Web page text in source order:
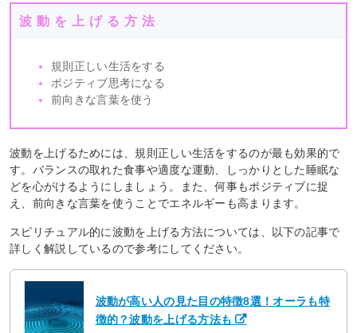
波動を上げる方法
規則正しい生活をする
ポジティブ思考になる
前向きな言葉を使う
波動を上げるためには、規則正しい生活をするのが最も効果的で
す。バランスの取れた食事や適度な運動、しっかりとした睡眠な
どを心がけるようにしましょう。また、何事もポジティブに捉
え、前向きな言葉を使うことでエネルギーも高まります。
スピリチュアル的に波動を上げる方法については、以下の記事で
詳しく解説しているので参考にしてください。
波動が高い人の見た目の特徴8選！オーラも特
徴的？波動を上げる方法も